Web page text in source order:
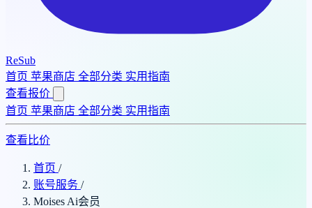
ReSub
首页 苹果商店 全部分类 实用指南
查看报价
首页 苹果商店 全部分类 实用指南
查看比价
首页 /
账号服务 /
Moises Ai会员